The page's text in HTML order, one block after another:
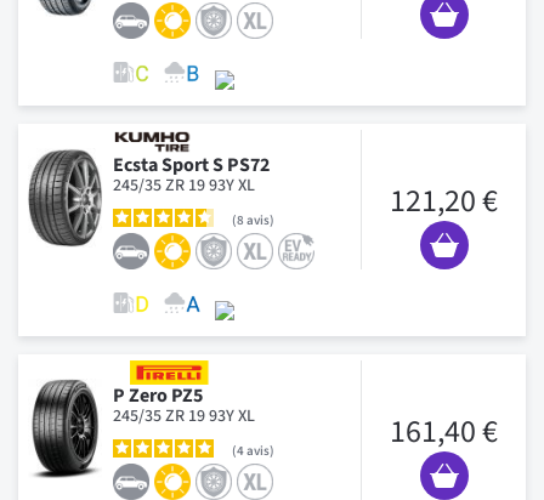
Ecsta Sport S PS72
245/35 ZR 19 93Y XL
8 avis 121,20 €
P Zero PZ5
245/35 ZR 19 93Y XL
4avis 161,40 €